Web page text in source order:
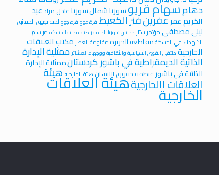
دهامسهام قريوسورياشمال سورياعادل مرادعبد
الكريم عمرعفرينفنر الكعيط قرة جوخ قره جوخ لجنة توثيق الحقائق
ليلى مصطفىمؤتمر ستار مجلس سوريا الديمقراطية مدينة الحسكة مراسيم
الشهداء في الحسكةمقاطعة الجزيرةمقاومة العصرمكتب العلاقات
الخارجية ملتقى القوى السياسية والثقافية ووجهاء العشائر ممثلية الإدارة
الذاتية الديمقراطية في باشور كردستانممثلية الإدارة
الذاتية في باشور منظمة حقوق الانسان هيئة الخارجية هيئة
العلاقات االخارجيةهيئة العلاقات الخارجية